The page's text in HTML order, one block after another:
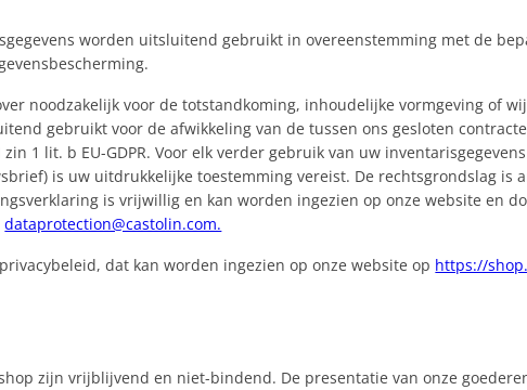
worden uitsluitend gebruikt in overeenstemming met de
noodzakelijk voor de totstandkoming, inhoudelijke vormgeving of
gebruikt voor de afwikkeling van de tussen ons gesloten
1 lit. b EU-GDPR. Voor elk verder gebruik van uw
is uw uitdrukkelijke toestemming vereist. De rechtsgrondslag is
is vrijwillig en kan worden ingezien op onze website en
dataprotection@castolin.com.
dat kan worden ingezien op onze website op https://
zijn vrijblijvend en niet-bindend. De presentatie van onze